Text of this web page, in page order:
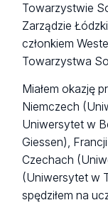
Towarzystwie
Zarządzie
członkiem
Towarzystwa
Miałem okazję
Niemczech
Uniwersytet w
Giessen),
Czechach
(Uniwersytet w
spędziłem na